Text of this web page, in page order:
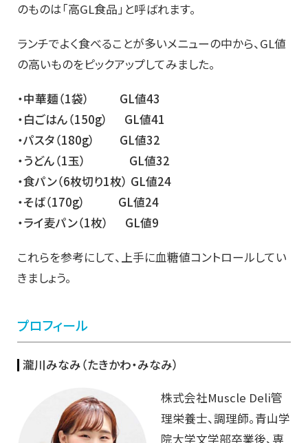
のものは「高GL食品」と呼ばれます。
ランチでよく食べることが多いメニューの中から、GL値
の高いものをピックアップしてみました。
・中華麺（1袋） GL値43
・白ごはん（150g） GL値41
・パスタ（180g） GL値32
・うどん（1玉） GL値32
・食パン（6枚切り1枚） GL値24
・そば（170g） GL値24
・ライ麦パン（1枚） GL値9
これらを参考にして、上手に血糖値コントロールしてい
きましょう。
プロフィール
瀧川みなみ（たきかわ・みなみ）
株式会社Muscle Deli管
理栄養士、調理師。青山学
院大学文学部卒業後、専